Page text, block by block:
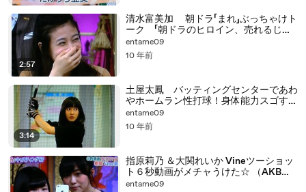
2:57
清水富美加 朝ドラ「まれ」ぶっちゃけト
ーク 「朝ドラのヒロイン、売れるじゃ
なですか」ワロたw （fumika shmizu
Japanese actress）
entame09
10 年前
3:14
土屋太鳳 バッティングセンターであわ
やホームラン性打球！身体能力スゴすぎ
ww (tao tutiya Japanese actress）
entame09
10 年前
指原莉乃 ＆大関れいか Vineツーショッ
ト６秒動画がメチャうけた☆ （AKB
entame09